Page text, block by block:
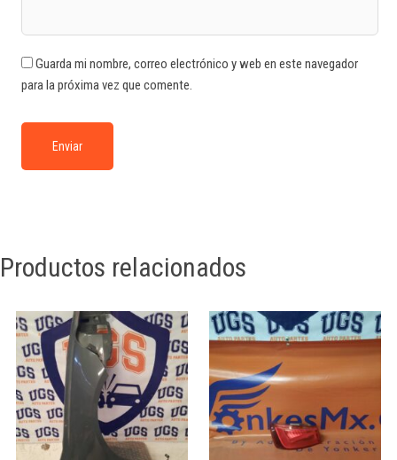
Guarda mi nombre, correo electrónico y web en este navegador
para la próxima vez que comente.
Productos relacionados